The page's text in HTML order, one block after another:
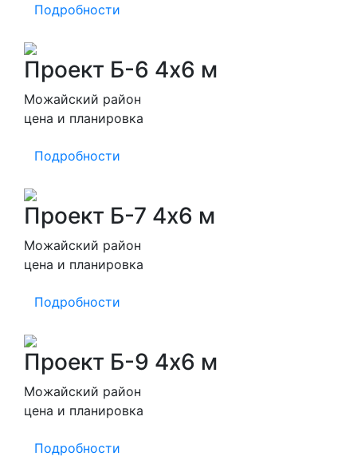
Подробности
Проект Б-6 4х6 м
Можайский район
цена и планировка
Подробности
Проект Б-7 4х6 м
Можайский район
цена и планировка
Подробности
Проект Б-9 4х6 м
Можайский район
цена и планировка
Подробности